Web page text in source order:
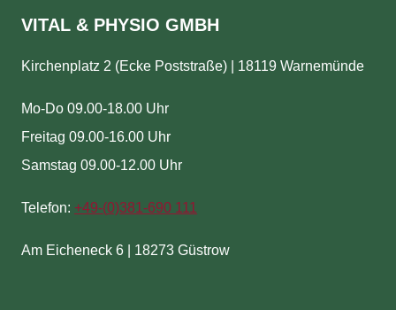
VITAL & PHYSIO GMBH
Kirchenplatz 2 (Ecke Poststraße) | 18119 Warnemünde
Mo-Do 09.00-18.00 Uhr
Freitag 09.00-16.00 Uhr
Samstag 09.00-12.00 Uhr
Telefon: +49-(0)381-690 111
Am Eicheneck 6 | 18273 Güstrow